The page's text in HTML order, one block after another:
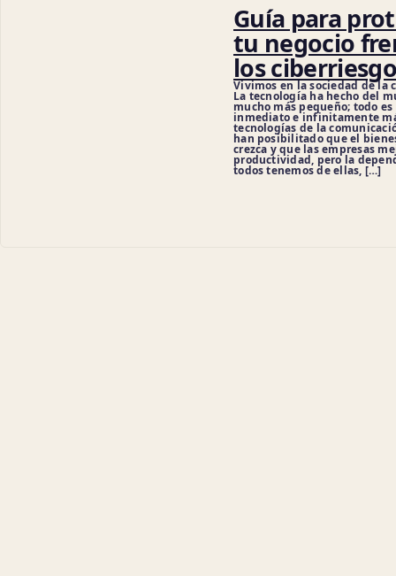
Guía para
tu negocio
los
Vivimos en la sociedad de la
La tecnología ha hecho del
mucho más pequeño; todo es
inmediato e infinitamente
tecnologías de la
han posibilitado que el
crezca y que las empresas
productividad, pero la
todos tenemos de ellas, […]